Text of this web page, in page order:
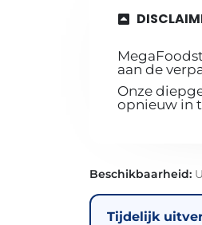
aan de
Onze
opnieuw in
Beschikbaarheid:
Tijdelijk